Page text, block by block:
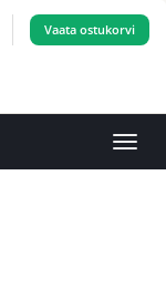
Vaata ostukorvi